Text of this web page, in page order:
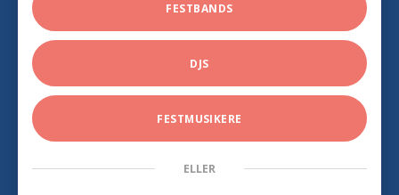
FESTBANDS
DJS
FESTMUSIKERE
ELLER